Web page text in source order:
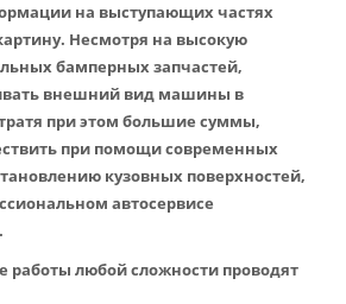
на выступающих частях
Несмотря на высокую
бамперных запчастей,
внешний вид машины в
при этом большие суммы,
при помощи современных
кузовных поверхностей,
автосервисе
работы любой сложности проводят